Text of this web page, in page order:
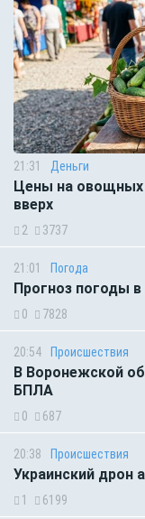
21:31 Деньги
Цены на овощных
вверх
2 3737
21:01 Погода
Прогноз погоды
0 7828
20:54 Происшествия
В Воронежской
БПЛА
0 687
20:38 Происшествия
Украинский дрон
1 6199